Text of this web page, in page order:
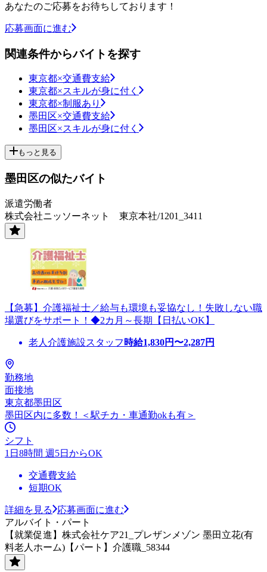
あなたのご応募をお待ちしております！
応募画面に進む
関連条件からバイトを探す
東京都×交通費支給
東京都×スキルが身に付く
東京都×制服あり
墨田区×交通費支給
墨田区×スキルが身に付く
もっと見る
墨田区の似たバイト
派遣労働者
株式会社ニッソーネット 東京本社/1201_3411
【急募】介護福祉士／給与も環境も妥協なし！失敗しない職
場選びをサポート！◆2カ月～長期【日払いOK】
老人介護施設スタッフ 時給1,830円〜2,287円
勤務地
面接地
東京都墨田区
墨田区内に多数！＜駅チカ・車通勤okも有＞
シフト
1日8時間 週5日からOK
交通費支給
短期OK
詳細を見る
応募画面に進む
アルバイト・パート
【就業促進】株式会社ケア21_プレザンメゾン 墨田立花(有
料老人ホーム)【パート】介護職_58344